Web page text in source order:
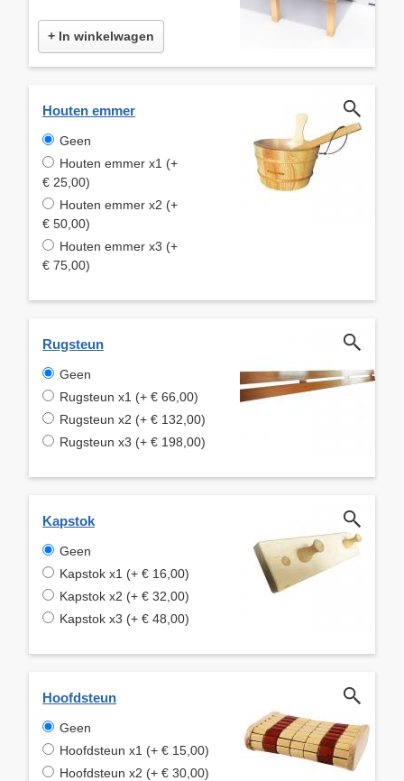
+ In winkelwagen
Houten emmer
Geen
Houten emmer x1 (+
€ 25,00)
Houten emmer x2 (+
€ 50,00)
Houten emmer x3 (+
€ 75,00)
Rugsteun
Geen
Rugsteun x1 (+ € 66,00)
Rugsteun x2 (+ € 132,00)
Rugsteun x3 (+ € 198,00)
Kapstok
Geen
Kapstok x1 (+ € 16,00)
Kapstok x2 (+ € 32,00)
Kapstok x3 (+ € 48,00)
Hoofdsteun
Geen
Hoofdsteun x1 (+ € 15,00)
Hoofdsteun x2 (+ € 30,00)